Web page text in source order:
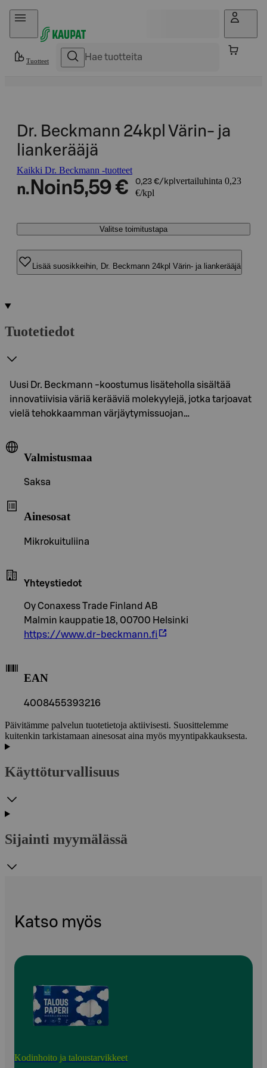
Hyppää sisältöön
Tuotteet
Dr. Beckmann 24kpl Värin- ja
liankerääjä
Kaikki Dr. Beckmann -tuotteet
n. Noin5,59 € 0,23 €/kpl vertailuhinta 0,23
€/kpl
Valitse toimitustapa
Lisää suosikkeihin, Dr. Beckmann 24kpl Värin- ja liankerääjä
Tuotetiedot
Uusi Dr. Beckmann -koostumus lisäteholla sisältää
innovatiivisia väriä kerääviä molekyylejä, jotka tarjoavat
vielä tehokkaamman värjäytymissuojan…
Valmistusmaa
Saksa
Ainesosat
Mikrokuituliina
Yhteystiedot
Oy Conaxess Trade Finland AB
Malmin kauppatie 18, 00700 Helsinki
https://www.dr-beckmann.fi
EAN
4008455393216
Päivitämme palvelun tuotetietoja aktiivisesti. Suosittelemme
kuitenkin tarkistamaan ainesosat aina myös myyntipakkauksesta.
Käyttöturvallisuus
Sijainti myymälässä
Katso myös
Kodinhoito ja taloustarvikkeet